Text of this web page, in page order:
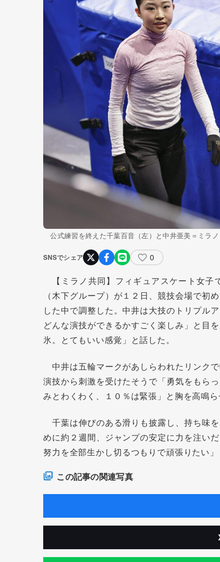
公式練習を終えた千葉百音（左）と中井亜美＝ミラ
SNSでシェア 0
【ミラノ共同】フィギュアスケート女子
（木下グループ）が１２日、競技会場で初
した中で調整した。中井は大技のトリプル
どんな演技ができるかすごく楽しみ」と目
氷。とてもいい感覚」と話した。
中井は五輪マークがあしらわれたリンク
演技から刺激を受けたそうで「勇気をもら
みとわくわく、１０％は緊張」と胸を高鳴
千葉は伸びのある滑りも披露し、持ち味
めに約２週間、ジャンプの安定に力を注い
努力を全部生かし切るつもりで頑張りたい
この記事の関連写真